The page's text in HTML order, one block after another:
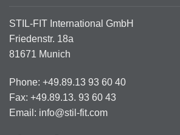
STIL-FIT International GmbH
Friedenstr. 18a
81671 Munich
Phone: +49.89.13 93 60 40
Fax: +49.89.13. 93 60 43
Email: info@stil-fit.com